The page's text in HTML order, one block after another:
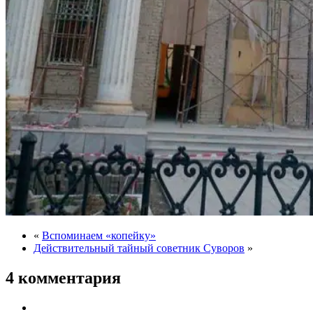
« Вспоминаем «копейку»
Действительный тайный советник Суворов »
4 комментария